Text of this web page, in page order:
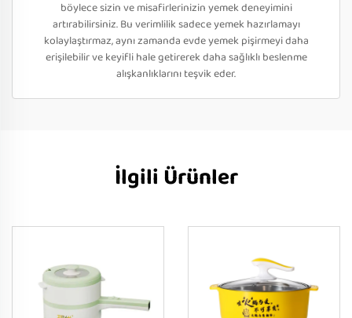
böylece sizin ve misafirlerinizin yemek deneyimini
artırabilirsiniz. Bu verimlilik sadece yemek hazırlamayı
kolaylaştırmaz, aynı zamanda evde yemek pişirmeyi daha
erişilebilir ve keyifli hale getirerek daha sağlıklı beslenme
alışkanlıklarını teşvik eder.
İlgili Ürünler